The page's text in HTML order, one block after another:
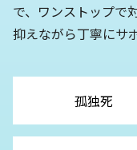
で、ワンストップで
抑えながら丁寧にサ
孤独死